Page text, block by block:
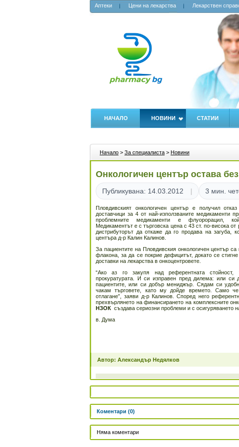
Аптеки Цени на лекарства Лекарствен
НАЧАЛО НОВИНИ СТАТИИ
Начало > За специалиста > Новини
Онкологичен център остава
Публикувана: 14.03.2012 3 мин.
Пловдивският онкологичен център е получил
доставчици за 4 от най-използваните медикаменти
проблемните медикаменти е флуорорацил,
Медикаментът е с търговска цена с 43 ст. по-висока от
дистрибуторът да откаже да го продава на загуба,
центъра д-р Калин Калинов.
За пациентите на Пловдивския онкологичен център
флакона, за да се покрие дефицитът, докато се
доставки на лекарства в онкоцентровете.
“Ако аз го закупя над референтната
прокуратурата. И си изправен пред дилема: или си
пациентите, или си добър мениджър. Сядам си
чакам търговете, като му дойде времето. Само че
отлагане”, заяви д-р Калинов. Според него
прехвърлянето на финансирането на комплексните
НЗОК създава сериозни проблеми и с осигуряването
в. Дума
Автор: Александър Недялков
Коментари (0)
Няма коментари